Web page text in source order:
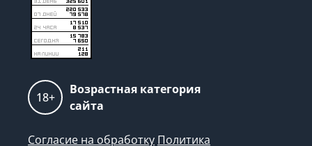
18+
Возрастная категория
сайта
Согласие на обработку Политика